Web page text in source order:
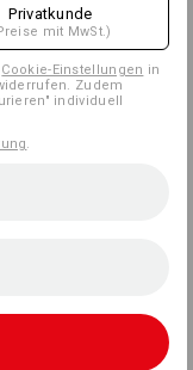
Privatkunde
mit MwSt.)
Cookie-Einstellungen in
Zudem
individuell